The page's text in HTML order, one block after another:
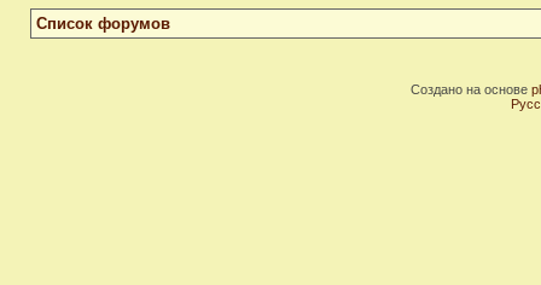
Список форумов
Создано на основе